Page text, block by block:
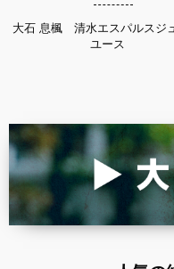
大石 息楓 清水エスパルスジ
ユース